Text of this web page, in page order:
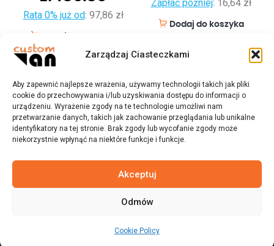
Zarządzaj Ciasteczkami
Aby zapewnić najlepsze wrażenia, używamy technologii takich jak pliki
cookie do przechowywania i/lub uzyskiwania dostępu do informacji o
urządzeniu. Wyrażenie zgody na te technologie umożliwi nam
przetwarzanie danych, takich jak zachowanie przeglądania lub unikalne
identyfikatory na tej stronie. Brak zgody lub wycofanie zgody może
niekorzystnie wpłynąć na niektóre funkcje i funkcje.
Akceptuj
Odmów
Cookie Policy
Rata 0% już od: 97,86 zł
Zapłać później: 16,64 zł
Dodaj do koszyka